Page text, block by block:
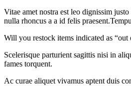
Vitae amet nostra est leo dignissim
nulla rhoncus a a id felis
Will you restock items indicated as “out
Scelerisque parturient sagittis nisi in
fames torquent.
Ac curae aliquet vivamus aptent duis